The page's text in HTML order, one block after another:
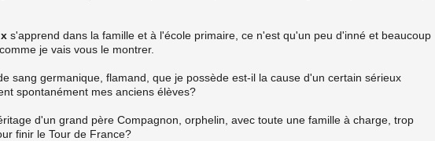
s'apprend dans la famille et à l'école primaire, ce n'est qu'un peu d'inné et beaucoup
je vais vous le montrer.
sang germanique, flamand, que je possède est-il la cause d'un certain sérieux
spontanément mes anciens élèves?
d'un grand père Compagnon, orphelin, avec toute une famille à charge, trop
finir le Tour de France?